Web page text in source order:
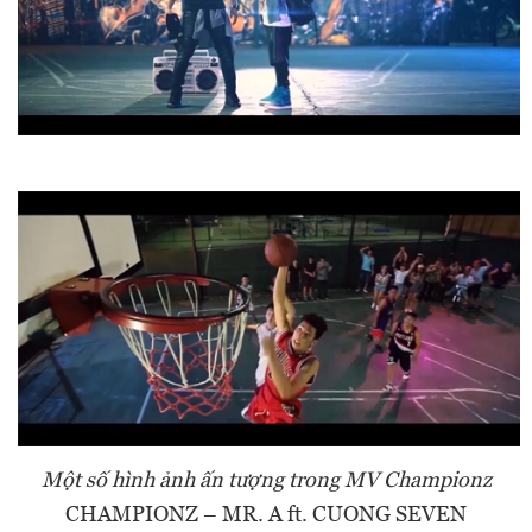
Một số hình ảnh ấn tượng trong MV Championz
CHAMPIONZ – MR. A ft. CUONG SEVEN